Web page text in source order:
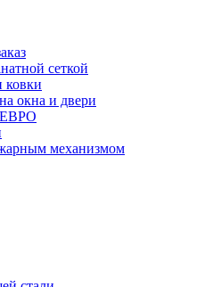
сеткой
ковки
окна и двери
ЕВРО
механизмом